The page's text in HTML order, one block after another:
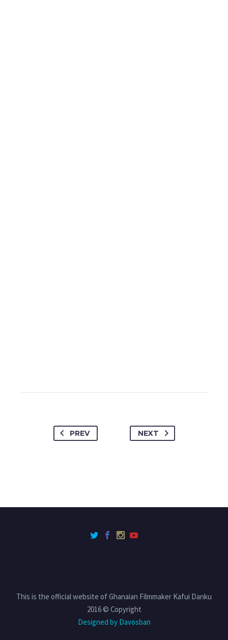
PREV NEXT
This is the official website of Ghanaian Filmmaker Kafui Danku
2016 © Copyright
Designed by Davosban